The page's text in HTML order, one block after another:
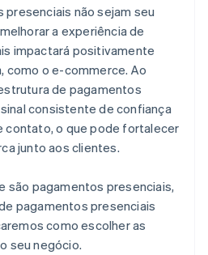
não sejam seu
a experiência de
impactará positivamente
como o e-commerce. Ao
de pagamentos
consistente de confiança
contato, o que pode fortalecer
junto aos clientes.
são pagamentos presenciais,
pagamentos presenciais
como escolher as
seu negócio.